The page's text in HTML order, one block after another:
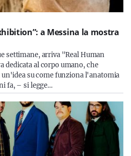
a Messina la mostra
settimane, arriva "Real Human
dedicata al corpo umano, che
su come funziona l'anatomia
fa, – si legge…